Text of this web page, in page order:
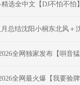
选全中文【DJ不怕不怕
总结沈阳小桐东北风＋
菜的玉芬.东北的爷们】
全网独家发布【唞音
电音嗨曲》(Dj音少Mix)
全网最火爆【我要验